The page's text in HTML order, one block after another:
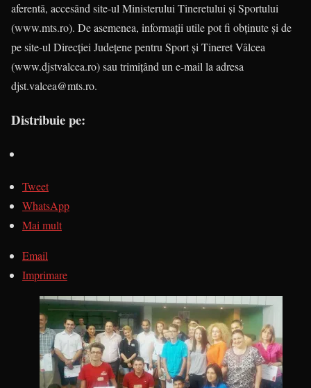
aferentă, accesând site-ul Ministerului Tineretului și Sportului
(www.mts.ro). De asemenea, informații utile pot fi obținute și de
pe site-ul Direcției Județene pentru Sport și Tineret Vâlcea
(www.djstvalcea.ro) sau trimițând un e-mail la adresa
djst.valcea@mts.ro.
Distribuie pe:
Tweet
WhatsApp
Mai mult
Email
Imprimare